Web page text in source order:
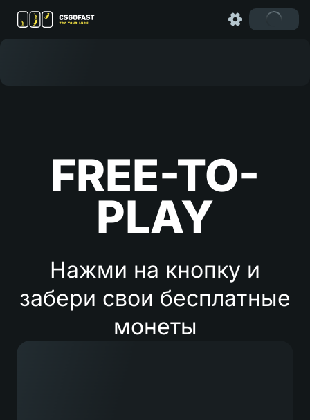
FREE-TO-
PLAY
Нажми на кнопку и
забери свои бесплатные
монеты